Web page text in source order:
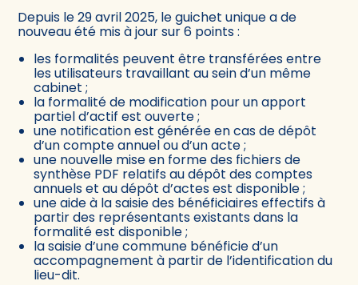
Depuis le 29 avril 2025, le guichet unique a de
nouveau été mis à jour sur 6 points :
les formalités peuvent être transférées entre
les utilisateurs travaillant au sein d’un même
cabinet ;
la formalité de modification pour un apport
partiel d’actif est ouverte ;
une notification est générée en cas de dépôt
d’un compte annuel ou d’un acte ;
une nouvelle mise en forme des fichiers de
synthèse PDF relatifs au dépôt des comptes
annuels et au dépôt d’actes est disponible ;
une aide à la saisie des bénéficiaires effectifs à
partir des représentants existants dans la
formalité est disponible ;
la saisie d’une commune bénéficie d’un
accompagnement à partir de l’identification du
lieu-dit.